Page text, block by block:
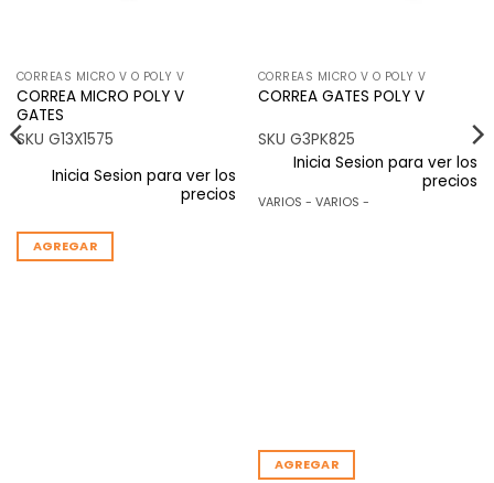
CORREAS MICRO V O POLY V
CORREA MICRO POLY V
GATES
SKU G13X1575
Inicia Sesion para ver los
precios
AGREGAR
CORREAS MICRO V O POLY V
CORREA GATES POLY V
SKU G3PK825
Inicia Sesion para ver los
precios
VARIOS - VARIOS -
AGREGAR